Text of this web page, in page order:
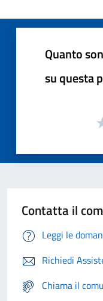
Quanto
su questa
Contatta il
Leggi le
Richiedi
Chiama il